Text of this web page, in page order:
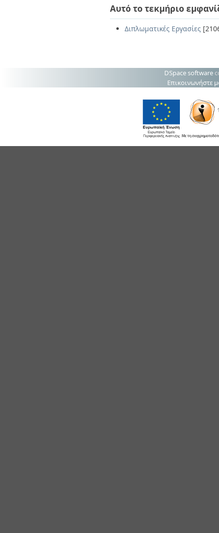
Αυτό το τεκμήριο
Διπλωματικές Εργασίες
DSpace software
Επικοινωνήστε